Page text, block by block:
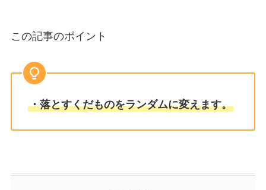
この記事のポイント
・落とすくだものをランダムに変えます。